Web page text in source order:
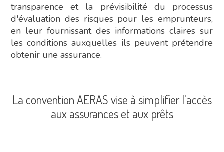
transparence et la prévisibilité du processus
d'évaluation des risques pour les emprunteurs,
en leur fournissant des informations claires sur
les conditions auxquelles ils peuvent prétendre
obtenir une assurance.
La convention AERAS vise à simplifier l'accès
aux assurances et aux prêts